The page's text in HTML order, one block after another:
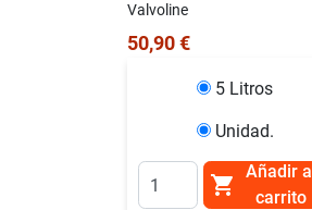
Valvoline
50,90 €
5 Litros
Unidad.

Añadir al
carrito